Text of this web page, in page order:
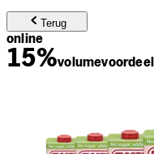
Terug
online
15%volumevoordeel